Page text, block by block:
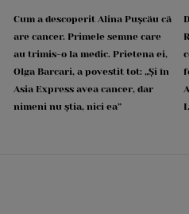
Cum a descoperit Alina Pușcău că
are cancer. Primele semne care
au trimis-o la medic. Prietena ei,
Olga Barcari, a povestit tot: „Și în
Asia Express avea cancer, dar
nimeni nu știa, nici ea”